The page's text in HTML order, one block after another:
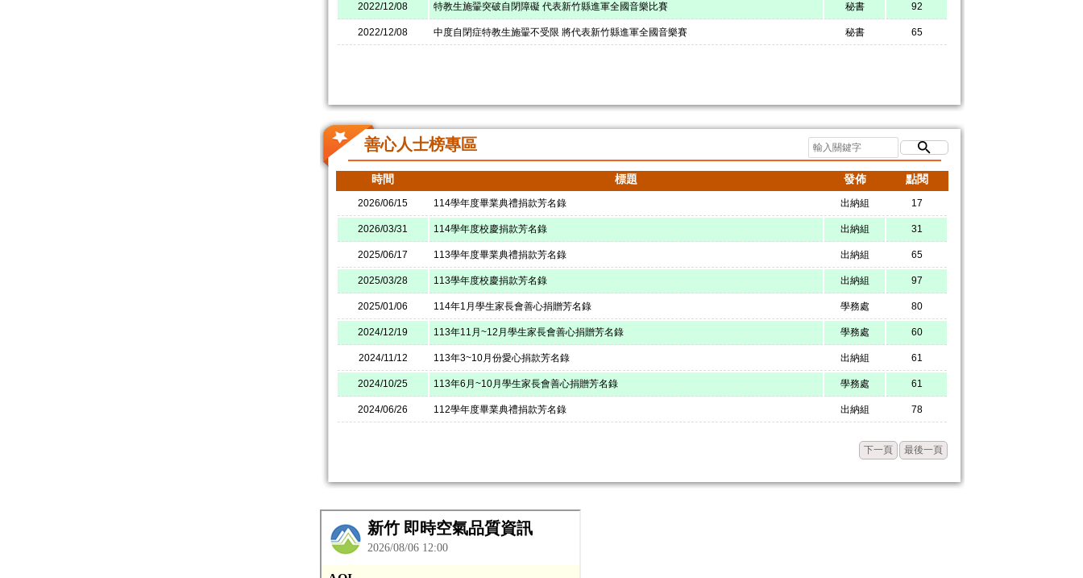
2022/12/08 特教生施翬突破自閉障礙 代表新竹縣進軍全國音樂比賽 秘書 92
2022/12/08 中度自閉症特教生施翬不受限 將代表新竹縣進軍全國音樂賽 秘書 65
善心人士榜專區
時間 標題 發佈 點閱
2026/06/15 114學年度畢業典禮捐款芳名錄 出納組 17
2026/03/31 114學年度校慶捐款芳名錄 出納組 31
2025/06/17 113學年度畢業典禮捐款芳名錄 出納組 65
2025/03/28 113學年度校慶捐款芳名錄 出納組 97
2025/01/06 114年1月學生家長會善心捐贈芳名錄 學務處 80
2024/12/19 113年11月~12月學生家長會善心捐贈芳名錄 學務處 60
2024/11/12 113年3~10月份愛心捐款芳名錄 出納組 61
2024/10/25 113年6月~10月學生家長會善心捐贈芳名錄 學務處 61
2024/06/26 112學年度畢業典禮捐款芳名錄 出納組 78
下一頁 最後一頁